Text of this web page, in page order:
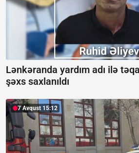
Lənkəranda yardım adı ilə
şəxs saxlanıldı
7 Avqust 15:12